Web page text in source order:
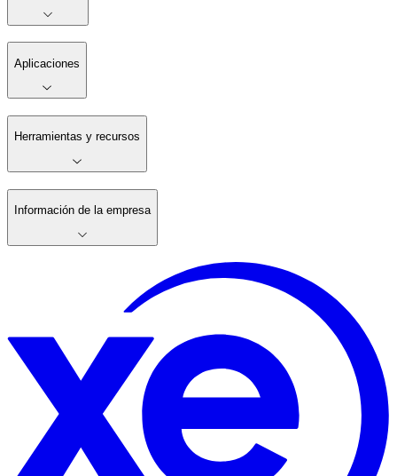
Aplicaciones
Herramientas y recursos
Información de la empresa